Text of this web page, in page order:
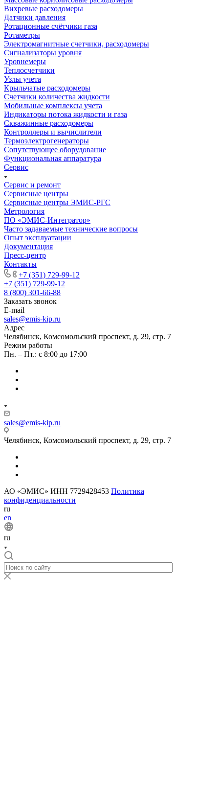
Вихревые расходомеры
Датчики давления
Ротационные счётчики газа
Ротаметры
Электромагнитные счетчики, расходомеры
Сигнализаторы уровня
Уровнемеры
Теплосчетчики
Узлы учета
Крыльчатые расходомеры
Счетчики количества жидкости
Мобильные комплексы учета
Индикаторы потока жидкости и газа
Скважинные расходомеры
Контроллеры и вычислители
Термоэлектрогенераторы
Сопутствующее оборудование
Функциональная аппаратура
Сервис
Сервис и ремонт
Сервисные центры
Сервисные центры ЭМИС-РГС
Метрология
ПО «ЭМИС-Интегратор»
Часто задаваемые технические вопросы
Опыт эксплуатации
Документация
Пресс-центр
Контакты
+7 (351) 729-99-12
+7 (351) 729-99-12
8 (800) 301-66-88
Заказать звонок
E-mail
sales@emis-kip.ru
Адрес
Челябинск, Комсомольский проспект, д. 29, стр. 7
Режим работы
Пн. – Пт.: с 8:00 до 17:00
sales@emis-kip.ru
Челябинск, Комсомольский проспект, д. 29, стр. 7
АО «ЭМИС» ИНН 7729428453 Политика
конфиденциальности
ru
en
ru